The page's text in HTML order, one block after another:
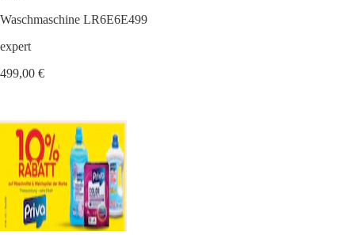
Waschmaschine LR6E6E499
expert
499,00 €